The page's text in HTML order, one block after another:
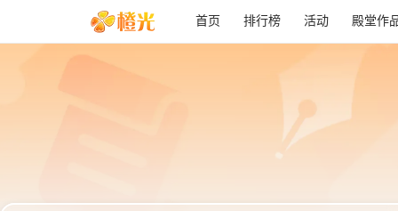
首页 排行榜 活动 殿堂作